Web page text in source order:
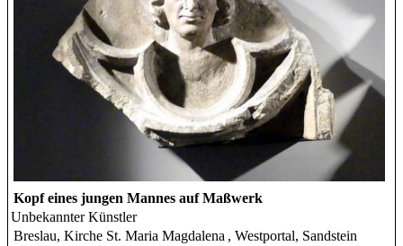
Kopf eines jungen Mannes auf Maßwerk
Unbekannter Künstler
Breslau, Kirche St. Maria Magdalena , Westportal, Sandstein